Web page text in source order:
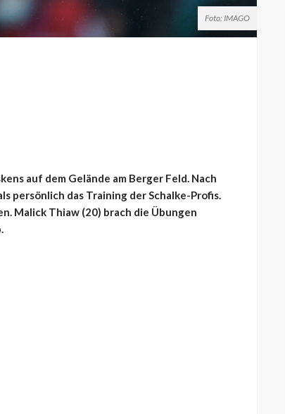
Foto: IMAGO
auf dem Gelände am Berger Feld. Nach
persönlich das Training der Schalke-Profis.
Malick Thiaw (20) brach die Übungen